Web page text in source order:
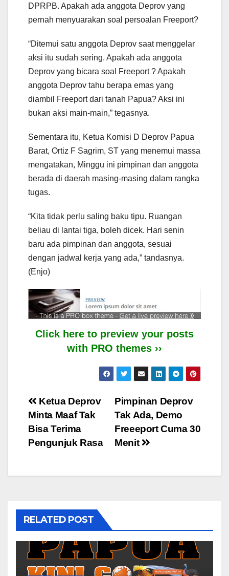
DPRPB. Apakah ada anggota Deprov yang
pernah menyuarakan soal persoalan Freeport?
“Ditemui satu anggota Deprov saat menggelar
aksi itu sudah sering. Apakah ada anggota
Deprov yang bicara soal Freeport ? Apakah
anggota Deprov tahu berapa emas yang
diambil Freeport dari tanah Papua? Aksi ini
bukan aksi main-main,” tegasnya.
Sementara itu, Ketua Komisi D Deprov Papua
Barat, Ortiz F Sagrim, ST yang menemui massa
mengatakan, Minggu ini pimpinan dan anggota
berada di daerah masing-masing dalam rangka
tugas.
“Kita tidak perlu saling baku tipu. Ruangan
beliau di lantai tiga, boleh dicek. Hari senin
baru ada pimpinan dan anggota, sesuai
dengan jadwal kerja yang ada,” tandasnya.
(Enjo)
Click here to preview your posts
with PRO themes ››
Post
navigation
Pimpinan Deprov
Tak Ada, Demo
Freeeport Cuma 30
Menit
Ketua Deprov
Minta Maaf Tak
Bisa Terima
Pengunjuk Rasa
RELATED POST